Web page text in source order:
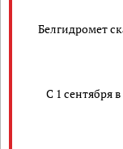
Белгидромет
С 1 сентября